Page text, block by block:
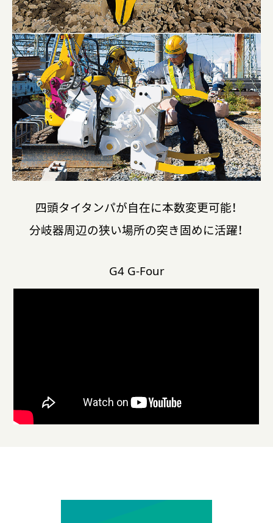
四頭タイタンパが自在に本数変更可能！
分岐器周辺の狭い場所の突き固めに活躍！
G4 G-Four